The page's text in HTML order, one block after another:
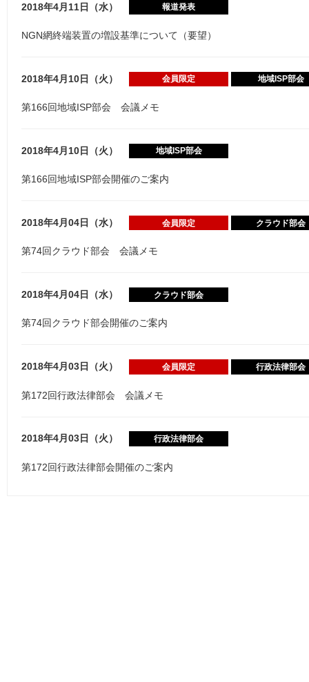
2018年4月11日（水） 報道発表
NGN網終端装置の増設基準について（要望）
2018年4月10日（火） 会員限定 地域ISP部会
第166回地域ISP部会 会議メモ
2018年4月10日（火） 地域ISP部会
第166回地域ISP部会開催のご案内
2018年4月04日（水） 会員限定 クラウド部会
第74回クラウド部会 会議メモ
2018年4月04日（水） クラウド部会
第74回クラウド部会開催のご案内
2018年4月03日（火） 会員限定 行政法律部会
第172回行政法律部会 会議メモ
2018年4月03日（火） 行政法律部会
第172回行政法律部会開催のご案内